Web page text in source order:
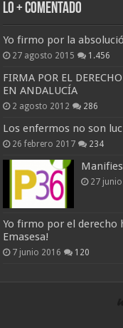
Lo + Comentado
Yo firmo por la
27 agosto 2015 1.456
FIRMA POR EL
EN ANDALUCÍA
2 agosto 2012 286
Los enfermos no son
26 febrero 2017 234
27
Yo firmo por el derecho
Emasesa!
7 junio 2016 120